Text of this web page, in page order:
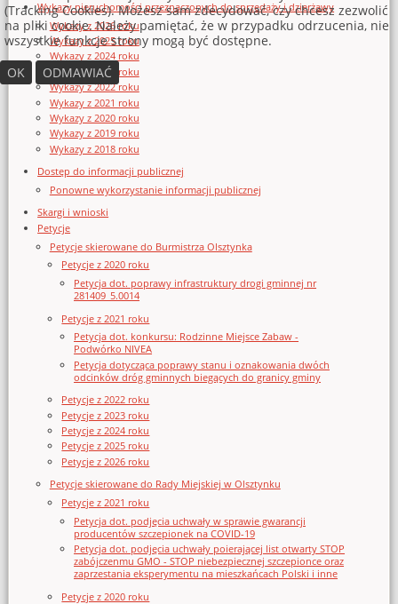
Wykazy nieruchomości przeznaczonych do sprzedaży i dzierżawy
Wykazy z 2026 roku
Wykazy z 2025 roku
Wykazy z 2024 roku
Wykazy z 2023 roku
Wykazy z 2022 roku
Wykazy z 2021 roku
Wykazy z 2020 roku
Wykazy z 2019 roku
Wykazy z 2018 roku
Dostęp do informacji publicznej
Ponowne wykorzystanie informacji publicznej
Skargi i wnioski
Petycje
Petycje skierowane do Burmistrza Olsztynka
Petycje z 2020 roku
Petycja dot. poprawy infrastruktury drogi gminnej nr
281409_5.0014
Petycje z 2021 roku
Petycja dot. konkursu: Rodzinne Miejsce Zabaw -
Podwórko NIVEA
Petycja dotycząca poprawy stanu i oznakowania dwóch
odcinków dróg gminnych biegących do granicy gminy
Petycje z 2022 roku
Petycje z 2023 roku
Petycje z 2024 roku
Petycje z 2025 roku
Petycje z 2026 roku
Petycje skierowane do Rady Miejskiej w Olsztynku
Petycje z 2021 roku
Petycja dot. podjęcia uchwały w sprawie gwarancji
producentów szczepionek na COVID-19
Petycja dot. podjęcia uchwały poierającej list otwarty STOP
zabójczenmu GMO - STOP niebezpiecznej szczepionce oraz
zaprzestania eksperymentu na mieszkańcach Polski i inne
Petycje z 2020 roku
(Tracking Cookies). Możesz sam zdecydować, czy chcesz zezwolić
na pliki cookie. Należy pamiętać, że w przypadku odrzucenia, nie
wszystkie funkcje strony mogą być dostępne.
OK
ODMAWIAĆ